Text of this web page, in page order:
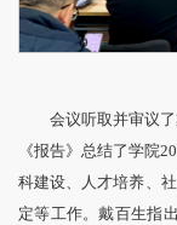
会议听取并审议
《报告》总结了学院
科建设、人才培养、
定等工作。戴百生指